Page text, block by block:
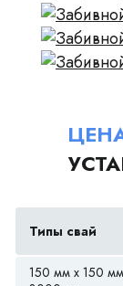
Типы свай
150 мм x 150